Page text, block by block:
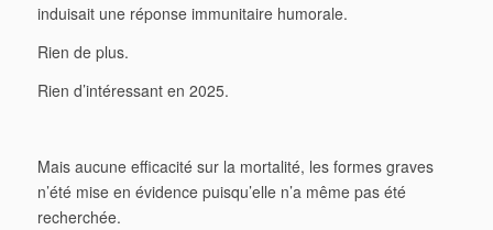
induisait une réponse immunitaire humorale.
Rien de plus.
Rien d’intéressant en 2025.
Mais aucune efficacité sur la mortalité, les formes graves
n’été mise en évidence puisqu’elle n’a même pas été
recherchée.